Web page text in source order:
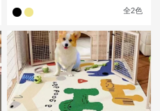
全2色